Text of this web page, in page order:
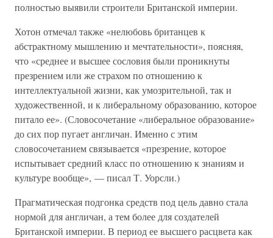
полностью выявили строители Британской империи.
Хотон отмечал также «нелюбовь британцев к
абстрактному мышлению и мечтательности», поясняя,
что «среднее и высшее сословия были проникнуты
презрением или же страхом по отношению к
интеллектуальной жизни, как умозрительной, так и
художественной, и к либеральному образованию, которое
питало ее». (Словосочетание «либеральное образование»
до сих пор пугает англичан. Именно с этим
словосочетанием связывается «презрение, которое
испытывает средний класс по отношению к знаниям и
культуре вообще», — писал Т. Уорсли.)
Прагматическая подгонка средств под цель давно стала
нормой для англичан, а тем более для создателей
Британской империи. В период ее высшего расцвета как